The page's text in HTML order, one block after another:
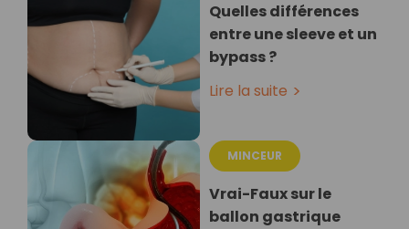
Quelles différences
entre une sleeve et un
bypass ?
Lire la suite
MINCEUR
Vrai-Faux sur le
ballon gastrique